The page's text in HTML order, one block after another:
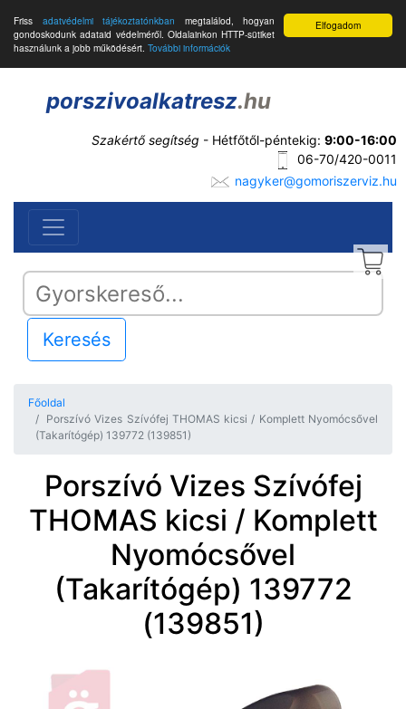
Elfogadom
Friss adatvédelmi tájékoztatónkban megtalálod, hogyan
gondoskodunk adataid védelméről. Oldalainkon HTTP-sütiket
használunk a jobb működésért. További információk
porszivoalkatresz.hu
Szakértő segítség - Hétfőtől-péntekig: 9:00-16:00
06-70/420-0011
nagyker@gomoriszerviz.hu
Keresés
Főoldal
Porszívó Vizes Szívófej THOMAS kicsi / Komplett Nyomócsővel
(Takarítógép) 139772 (139851)
Porszívó Vizes Szívófej
THOMAS kicsi / Komplett
Nyomócsővel
(Takarítógép) 139772
(139851)